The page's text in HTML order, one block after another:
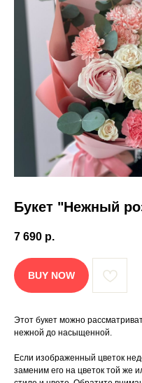
Букет "Нежный
7 690 р.
BUY NOW
Этот букет можно
нежной до насыщенной.
Если изображенный цветок
заменим его на цветок той же